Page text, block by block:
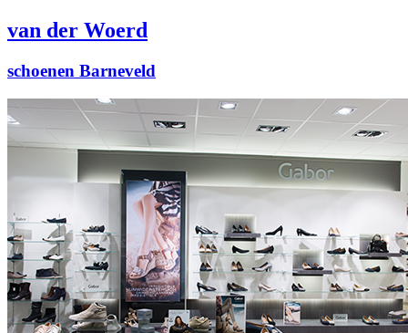
van der Woerd
schoenen Barneveld